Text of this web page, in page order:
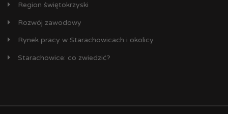
Region świętokrzyski
Rozwój zawodowy
Rynek pracy w Starachowicach i okolicy
Starachowice: co zwiedzić?